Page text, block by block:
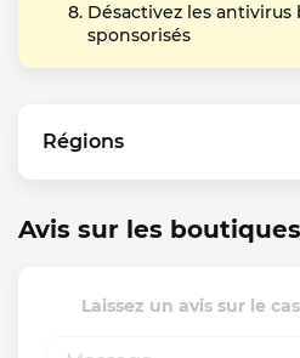
Désactivez les
sponsorisés
Régions
Avis sur les
Laissez un avis sur le